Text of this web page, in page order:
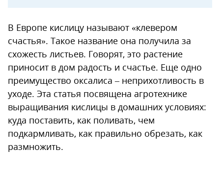
В Европе кислицу называют «клевером
счастья». Такое название она получила за
схожесть листьев. Говорят, это растение
приносит в дом радость и счастье. Еще одно
преимущество оксалиса – неприхотливость в
уходе. Эта статья посвящена агротехнике
выращивания кислицы в домашних условиях:
куда поставить, как поливать, чем
подкармливать, как правильно обрезать, как
размножить.